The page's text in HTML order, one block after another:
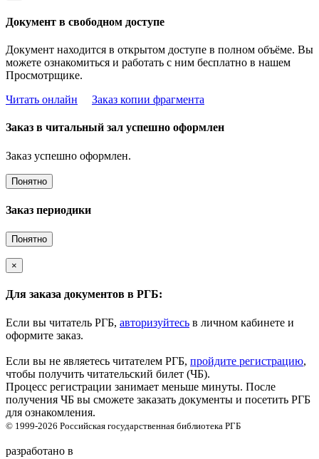
Документ в свободном доступе
Документ находится в открытом доступе в полном объёме. Вы
можете ознакомиться и работать с ним бесплатно в нашем
Просмотрщике.
Читать онлайн
Заказ копии фрагмента
Заказ в читальный зал успешно оформлен
Заказ успешно оформлен.
Понятно
Заказ периодики
Понятно
×
Для заказа документов в РГБ:
Если вы читатель РГБ, авторизуйтесь в личном кабинете и
оформите заказ.
Если вы не являетесь читателем РГБ, пройдите регистрацию,
чтобы получить читательский билет (ЧБ).
Процесс регистрации занимает меньше минуты. После
получения ЧБ вы сможете заказать документы и посетить РГБ
для ознакомления.
© 1999-2026 Российская государственная библиотека РГБ
разработано в